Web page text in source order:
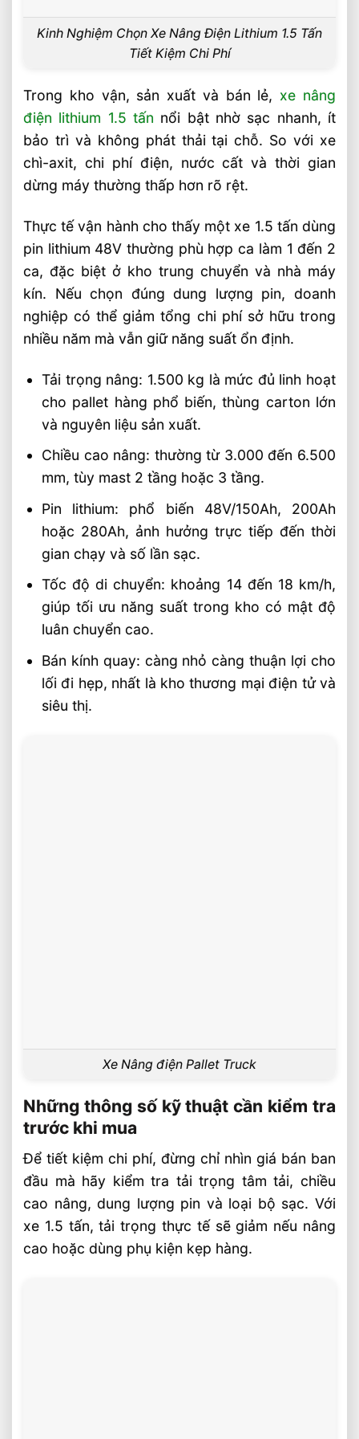
Xe Nâng Điện Reach Truck 1.8 Tấn Lựa
Chọn Tối Ưu Cho Logistics
Ưu Điểm Gì
Xe Nâng Điện Stacker Đứng Lái 1.5 Tấn
Nâng Cao 3–5m Có Đáng Đầu Tư?
Xe Nâng Điện Reach Truck 1.5 Tấn Nâng
Cao 8–12m Cho Kho Kệ Cao
Có Bền Không
Giải Pháp Xe Nâng Điện Đứng Lái 1.8 Tấn
Cho Kệ Cao Trên 6m
Xe Nâng Điện Đứng Lái 2 Tấn Có Phù
Hợp Với Kho Công Nghiệp?
Xe Nâng Điện Đứng Lái 1.8 Tấn Pin
Kinh Nghiệm Chọn Xe Nâng Điện Lithium 1.5 Tấn
Tiết Kiệm Chi Phí
Trong kho vận, sản xuất và bán lẻ, xe nâng
điện lithium 1.5 tấn nổi bật nhờ sạc nhanh, ít
bảo trì và không phát thải tại chỗ. So với xe
chì-axit, chi phí điện, nước cất và thời gian
dừng máy thường thấp hơn rõ rệt.
Thực tế vận hành cho thấy một xe 1.5 tấn dùng
pin lithium 48V thường phù hợp ca làm 1 đến 2
ca, đặc biệt ở kho trung chuyển và nhà máy
kín. Nếu chọn đúng dung lượng pin, doanh
nghiệp có thể giảm tổng chi phí sở hữu trong
nhiều năm mà vẫn giữ năng suất ổn định.
Tải trọng nâng: 1.500 kg là mức đủ linh hoạt
cho pallet hàng phổ biến, thùng carton lớn
và nguyên liệu sản xuất.
Chiều cao nâng: thường từ 3.000 đến 6.500
mm, tùy mast 2 tầng hoặc 3 tầng.
Pin lithium: phổ biến 48V/150Ah, 200Ah
hoặc 280Ah, ảnh hưởng trực tiếp đến thời
gian chạy và số lần sạc.
Tốc độ di chuyển: khoảng 14 đến 18 km/h,
giúp tối ưu năng suất trong kho có mật độ
luân chuyển cao.
Bán kính quay: càng nhỏ càng thuận lợi cho
lối đi hẹp, nhất là kho thương mại điện tử và
siêu thị.
Xe Nâng điện Pallet Truck
Những thông số kỹ thuật cần kiểm tra
trước khi mua
Để tiết kiệm chi phí, đừng chỉ nhìn giá bán ban
đầu mà hãy kiểm tra tải trọng tâm tải, chiều
cao nâng, dung lượng pin và loại bộ sạc. Với
xe 1.5 tấn, tải trọng thực tế sẽ giảm nếu nâng
cao hoặc dùng phụ kiện kẹp hàng.